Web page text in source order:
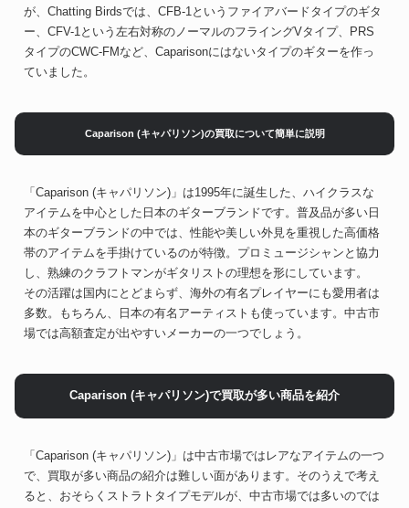
が、Chatting Birdsでは、CFB-1というファイアバードタイプのギタ
ー、CFV-1という左右対称のノーマルのフライングVタイプ、PRS
タイプのCWC-FMなど、Caparisonにはないタイプのギターを作っ
ていました。
Caparison (キャパリソン)の買取について簡単に説明
「Caparison (キャパリソン)」は1995年に誕生した、ハイクラスな
アイテムを中心とした日本のギターブランドです。普及品が多い日
本のギターブランドの中では、性能や美しい外見を重視した高価格
帯のアイテムを手掛けているのが特徴。プロミュージシャンと協力
し、熟練のクラフトマンがギタリストの理想を形にしています。
その活躍は国内にとどまらず、海外の有名プレイヤーにも愛用者は
多数。もちろん、日本の有名アーティストも使っています。中古市
場では高額査定が出やすいメーカーの一つでしょう。
Caparison (キャパリソン)で買取が多い商品を紹介
「Caparison (キャパリソン)」は中古市場ではレアなアイテムの一つ
で、買取が多い商品の紹介は難しい面があります。そのうえで考え
ると、おそらくストラトタイプモデルが、中古市場では多いのでは